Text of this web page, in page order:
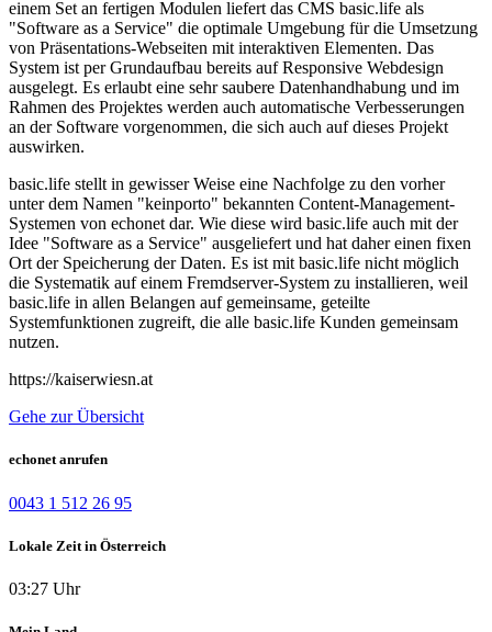
einem Set an fertigen Modulen liefert das CMS basic.life als
"Software as a Service" die optimale Umgebung für die Umsetzung
von Präsentations-Webseiten mit interaktiven Elementen. Das
System ist per Grundaufbau bereits auf Responsive Webdesign
ausgelegt. Es erlaubt eine sehr saubere Datenhandhabung und im
Rahmen des Projektes werden auch automatische Verbesserungen
an der Software vorgenommen, die sich auch auf dieses Projekt
auswirken.
basic.life stellt in gewisser Weise eine Nachfolge zu den vorher
unter dem Namen "keinporto" bekannten Content-Management-
Systemen von echonet dar. Wie diese wird basic.life auch mit der
Idee "Software as a Service" ausgeliefert und hat daher einen fixen
Ort der Speicherung der Daten. Es ist mit basic.life nicht möglich
die Systematik auf einem Fremdserver-System zu installieren, weil
basic.life in allen Belangen auf gemeinsame, geteilte
Systemfunktionen zugreift, die alle basic.life Kunden gemeinsam
nutzen.
https://kaiserwiesn.at
Gehe zur Übersicht
echonet anrufen
0043 1 512 26 95
Lokale Zeit in Österreich
03:27 Uhr